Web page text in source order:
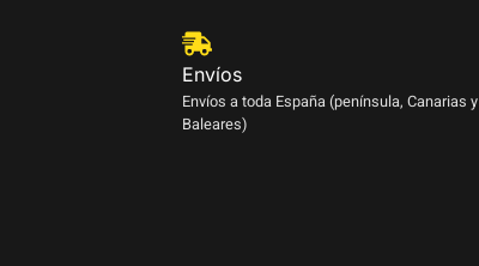
Envíos
Envíos a toda España (península, Canarias y
Baleares)